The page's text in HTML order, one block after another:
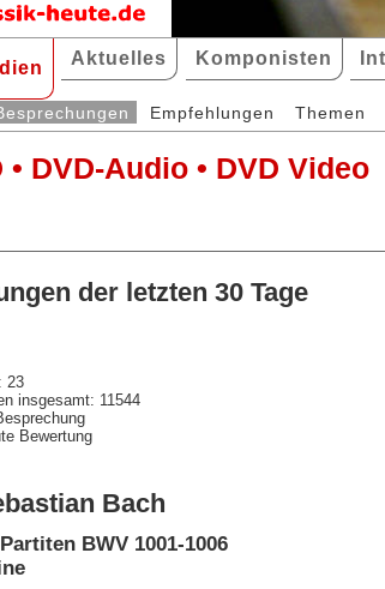
Aktuelles Komponisten
Empfehlungen Themen
• DVD-Audio • DVD Video
der letzten 30 Tage
23
insgesamt: 11544
Bewertung
Bach
BWV 1001-1006